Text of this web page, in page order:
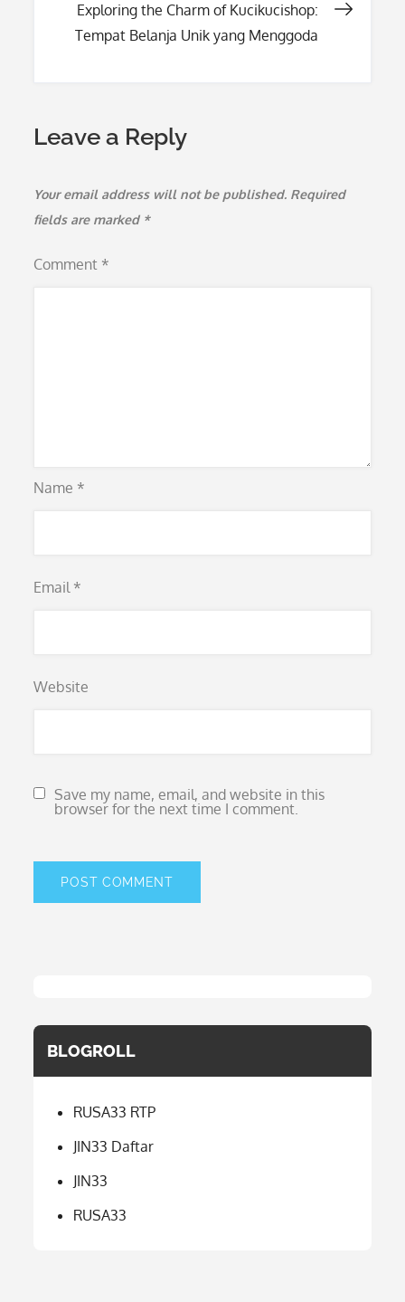
Exploring the Charm of Kucikucishop:
Tempat Belanja Unik yang Menggoda
Leave a Reply
Your email address will not be published. Required
fields are marked *
Comment *
Name *
Email *
Website
Save my name, email, and website in this
browser for the next time I comment.
BLOGROLL
RUSA33 RTP
JIN33 Daftar
JIN33
RUSA33